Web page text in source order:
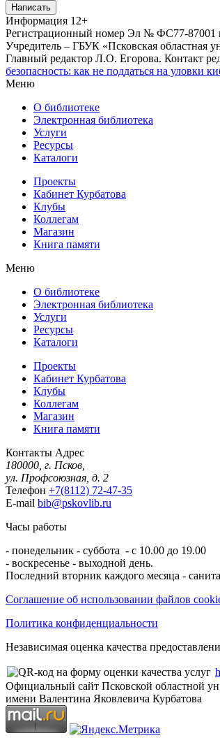
Написать
Информация 12+
Регистрационный номер Эл № ФС77-87001
Учредитель – ГБУК «Псковская областная
Главный редактор Л.О. Егорова. Контакт
безопасность: как не поддаться на уловки
Меню
О библиотеке
Электронная библиотека
Услуги
Ресурсы
Каталоги
Проекты
Кабинет Курбатова
Клубы
Коллегам
Магазин
Книга памяти
Меню
О библиотеке
Электронная библиотека
Услуги
Ресурсы
Каталоги
Проекты
Кабинет Курбатова
Клубы
Коллегам
Магазин
Книга памяти
Контакты Адрес
180000, г. Псков,
ул. Профсоюзная, д. 2
Телефон +7(8112) 72-47-35
E-mail bib@pskovlib.ru
Часы работы
- понедельник - суббота - с 10.00 до 19.00
- воскресенье - выходной день.
Последний вторник каждого месяца -
Соглашение об использовании файлов
Политика конфиденциальности
Независимая оценка качества
Официальный сайт Псковской областной
имени Валентина Яковлевича Курбатова